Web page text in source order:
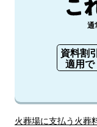
通
資料割
適用で
火葬場に支払う火葬